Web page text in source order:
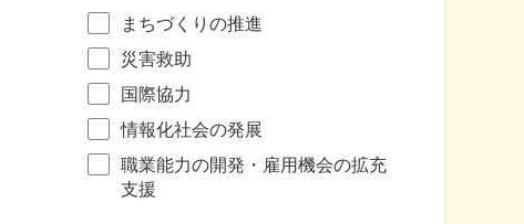
まちづくりの推進
災害救助
国際協力
情報化社会の発展
職業能力の開発・雇用機会の拡充
支援